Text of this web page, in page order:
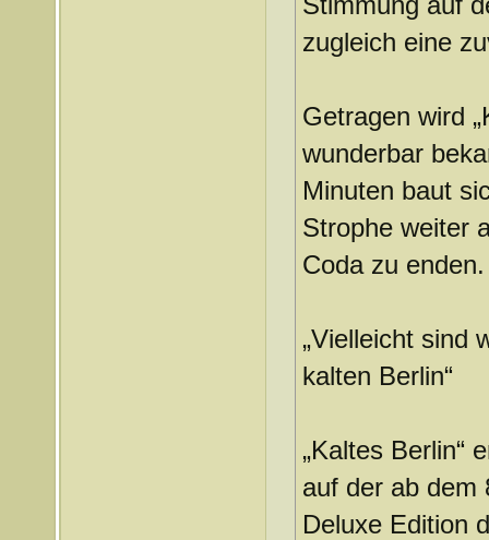
zugleich eine
Getragen wird
wunderbar
Minuten baut
Strophe weiter
Coda zu enden.
„Vielleicht sind
kalten Berlin“
„Kaltes Berlin“
auf der ab dem
Deluxe Edition